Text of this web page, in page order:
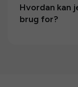
Hvordan kan
brug for?